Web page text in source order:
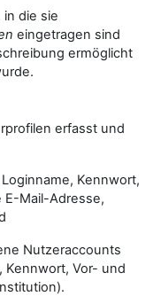
die sie
eingetragen sind
ermöglicht
erfasst und
Kennwort,
E-Mail-Adresse,
Nutzeraccounts
Kennwort, Vor- und